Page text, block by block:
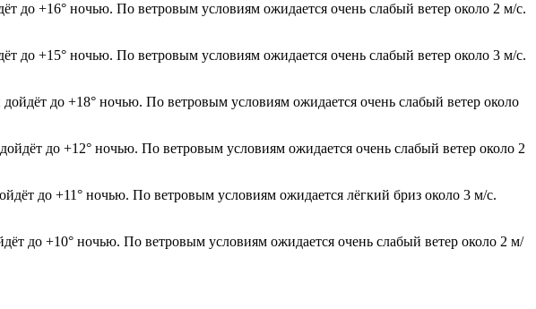
до +16° ночью. По ветровым условиям ожидается очень слабый ветер около 2 м/с.
до +15° ночью. По ветровым условиям ожидается очень слабый ветер около 3 м/с.
до +18° ночью. По ветровым условиям ожидается очень слабый ветер около
до +12° ночью. По ветровым условиям ожидается очень слабый ветер около 2
до +11° ночью. По ветровым условиям ожидается лёгкий бриз около 3 м/с.
до +10° ночью. По ветровым условиям ожидается очень слабый ветер около 2 м/